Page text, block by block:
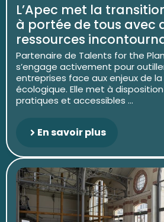
L’Apec met la
à portée de tous avec
ressources
Partenaire de Talents for the
s’engage activement pour
entreprises face aux enjeux de
écologique. Elle met à
pratiques et accessibles ...
En savoir plus